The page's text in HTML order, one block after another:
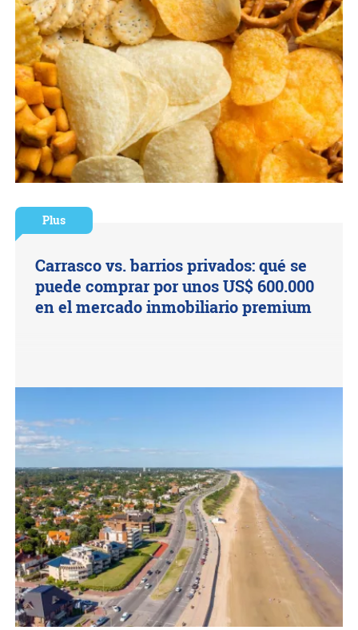
Plus
Carrasco vs. barrios privados: qué se
puede comprar por unos US$ 600.000
en el mercado inmobiliario premium